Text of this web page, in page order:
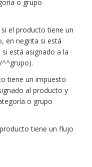
o grupo
si el producto tiene un
en negrita si está
está asignado a la
tiene un impuesto
al producto y
o grupo
tiene un flujo